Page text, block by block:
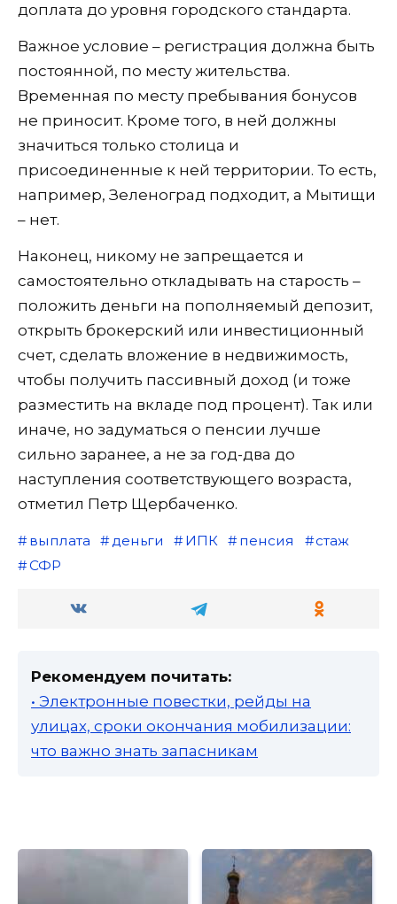
доплата до уровня городского стандарта.
Важное условие – регистрация должна быть
постоянной, по месту жительства.
Временная по месту пребывания бонусов
не приносит. Кроме того, в ней должны
значиться только столица и
присоединенные к ней территории. То есть,
например, Зеленоград подходит, а Мытищи
– нет.
Наконец, никому не запрещается и
самостоятельно откладывать на старость –
положить деньги на пополняемый депозит,
открыть брокерский или инвестиционный
счет, сделать вложение в недвижимость,
чтобы получить пассивный доход (и тоже
разместить на вкладе под процент). Так или
иначе, но задуматься о пенсии лучше
сильно заранее, а не за год-два до
наступления соответствующего возраста,
отметил Петр Щербаченко.
выплата деньги ИПК пенсия
стаж
СФР
Рекомендуем почитать:
• Электронные повестки, рейды на
улицах, сроки окончания мобилизации:
что важно знать запасникам